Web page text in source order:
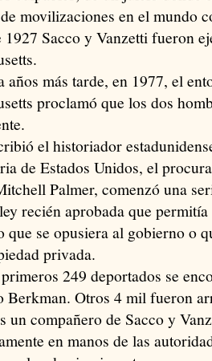
movilizaciones en el mundo
1927 Sacco y Vanzetti fueron
años más tarde, en 1977, el
proclamó que los dos
el historiador
de Estados Unidos, el
Palmer, comenzó una
recién aprobada que
que se opusiera al gobierno o
privada.
249 deportados se
Berkman. Otros 4 mil fueron
un compañero de Sacco y
en manos de las